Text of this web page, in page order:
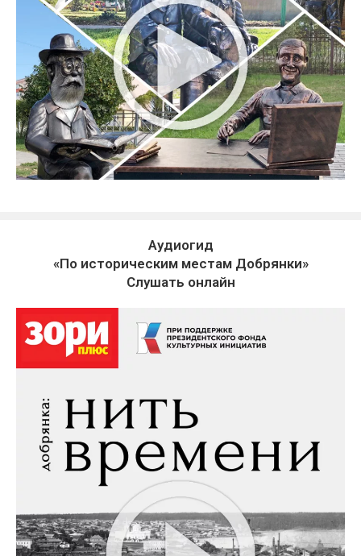
Аудиогид
«По историческим местам Добрянки»
Слушать онлайн